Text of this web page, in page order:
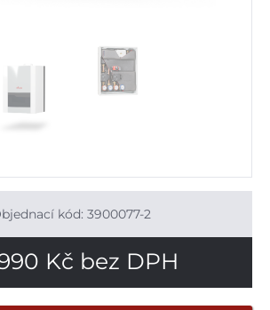
kód: 3900077-2
Kč bez DPH